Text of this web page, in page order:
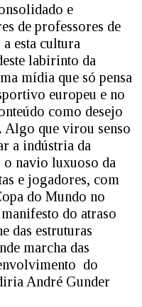
e
de professores de
esta cultura
labirinto da
mídia que só pensa
europeu e no
como desejo
Algo que virou senso
a indústria da
o navio luxuoso da
e jogadores, com
do Mundo no
do atraso
das estruturas
marcha das
do
André Gunder